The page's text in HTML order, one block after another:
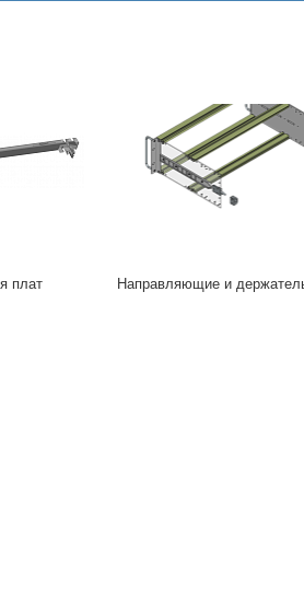
плат Направляющие и